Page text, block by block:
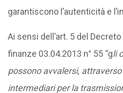
garantiscono l’autenticità e
Ai sensi dell’art. 5 del
finanze 03.04.2013 n° 55 “gli
possono avvalersi,
intermediari per la